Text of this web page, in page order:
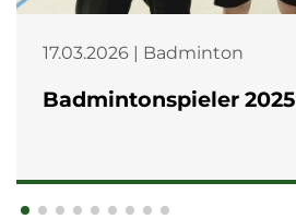
17.03.2026 | Badminton
Badmintonspieler 2025